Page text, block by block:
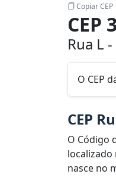
Copiar CEP
CEP
Rua L
O CEP
CEP
O Código
localizado
nasce no